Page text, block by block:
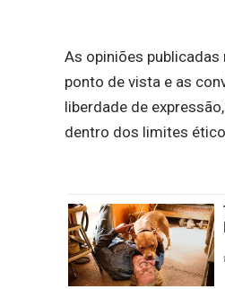
As opiniões
ponto de vista e as
liberdade de
dentro dos limites